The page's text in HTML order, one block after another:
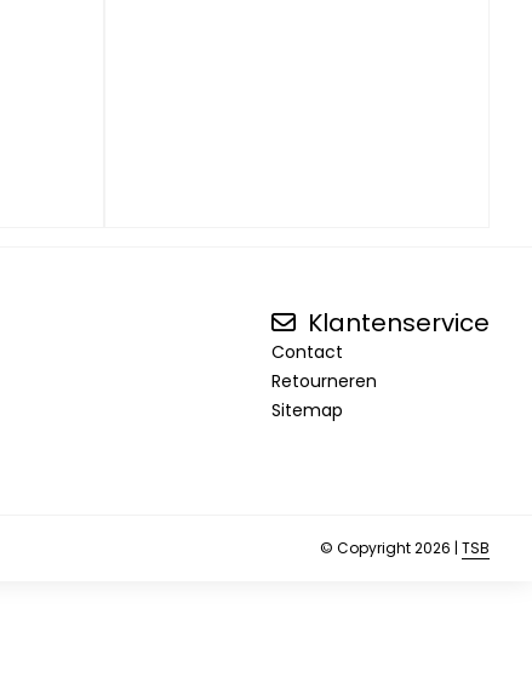
Klantenservice
Contact
Retourneren
Sitemap
© Copyright 2026 | TSB